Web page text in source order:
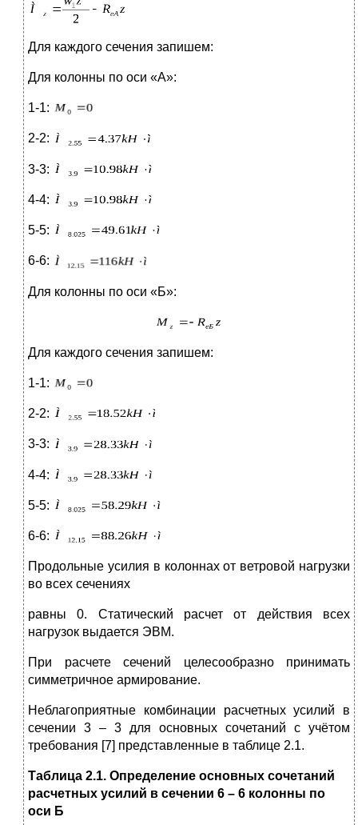
Для каждого сечения запишем:
Для колонны по оси «А»:
1-1:
2-2:
3-3:
4-4:
5-5:
6-6:
Для колонны по оси «Б»:
Для каждого сечения запишем:
1-1:
2-2:
3-3:
4-4:
5-5:
6-6:
Продольные усилия в колоннах от ветровой нагрузки
во всех сечениях
равны 0. Статический расчет от действия всех
нагрузок выдается ЭВМ.
При расчете сечений целесообразно принимать
симметричное армирование.
Неблагоприятные комбинации расчетных усилий в
сечении 3 – 3 для основных сочетаний с учётом
требования [7] представленные в таблице 2.1.
Таблица 2.1. Определение основных сочетаний
расчетных усилий в сечении 6 – 6 колонны по
оси Б